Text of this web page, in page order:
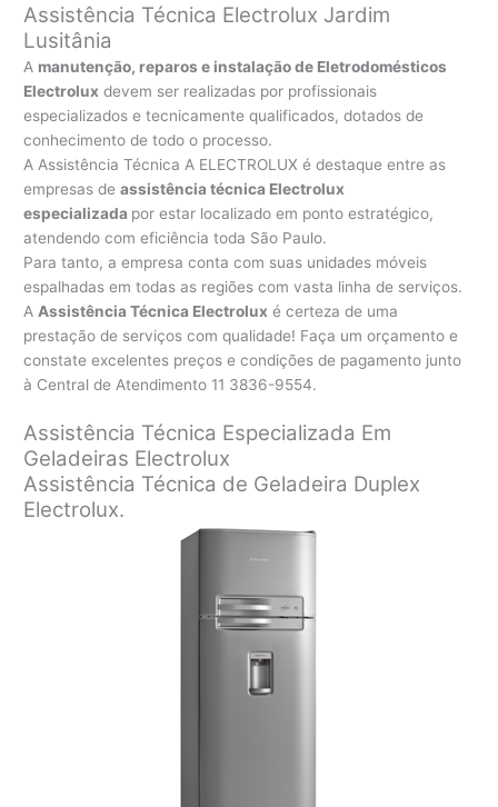
Assistência Técnica Electrolux Jardim
Lusitânia
A manutenção, reparos e instalação de Eletrodomésticos
Electrolux devem ser realizadas por profissionais
especializados e tecnicamente qualificados, dotados de
conhecimento de todo o processo.
A Assistência Técnica A ELECTROLUX é destaque entre as
empresas deassistência técnica Electrolux
especializada por estar localizado em ponto estratégico,
atendendo com eficiência toda São Paulo.
Para tanto, a empresa conta com suas unidades móveis
espalhadas em todas as regiões com vasta linha de serviços.
A Assistência Técnica Electrolux é certeza de uma
prestação de serviços com qualidade! Faça um orçamento e
constate excelentes preços e condições de pagamento junto
à Central de Atendimento 11 3836-9554.
Assistência Técnica Especializada Em
Geladeiras Electrolux
Assistência Técnica de Geladeira Duplex
Electrolux.